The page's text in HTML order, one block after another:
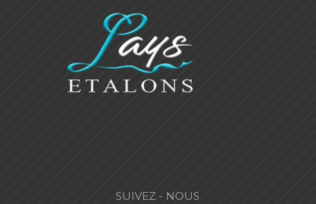
SUIVEZ - NOUS